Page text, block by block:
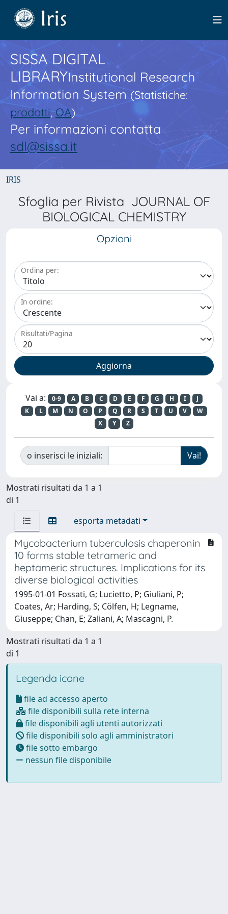
SISSA DIGITAL
LIBRARYInstitutional Research
Information System(Statistiche:
prodotti,OA)
Per informazioni contatta
sdl@sissa.it
IRIS
Sfoglia per Rivista JOURNAL OF
BIOLOGICAL CHEMISTRY
Opzioni
Ordina per:
In ordine:
Risultati/Pagina
Vai a: 0-9 A B C D E F G H I
J
K
L M N O P Q R S T U V
W
X
Y Z
o inserisci le iniziali:
Mostrati risultati da 1 a 1
di 1
esporta metadati
Mycobacterium tuberculosis chaperonin
10 forms stable tetrameric and
heptameric structures. Implications for its
diverse biological activities
1995-01-01 Fossati, G; Lucietto, P; Giuliani, P;
Coates, Ar; Harding, S; Cölfen, H; Legname,
Giuseppe; Chan, E; Zaliani, A; Mascagni, P.
Mostrati risultati da 1 a 1
di 1
Legenda icone
file ad accesso aperto
file disponibili sulla rete interna
file disponibili agli utenti autorizzati
file disponibili solo agli amministratori
file sotto embargo
nessun file disponibile